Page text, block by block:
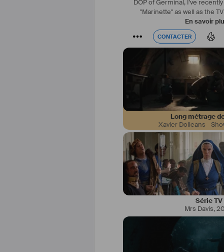
DOP of Germinal, I've
"Marinette" as well as the
En savoir
CONTACTER
CONTACTER
Long métrage
Xavier Dolleans -
Série TV
Mrs Davis,
# Bilingue
Acteur: je recherche des rôles
d’un long
: je me produis en
Sinatra) dans un style
: j’enregistre
jeux
studio où